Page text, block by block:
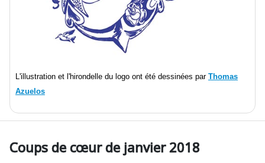
L'illustration et l'hirondelle du logo ont été dessinées par Thomas
Azuelos
Coups de cœur de janvier 2018